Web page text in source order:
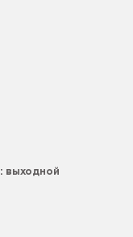
выходной